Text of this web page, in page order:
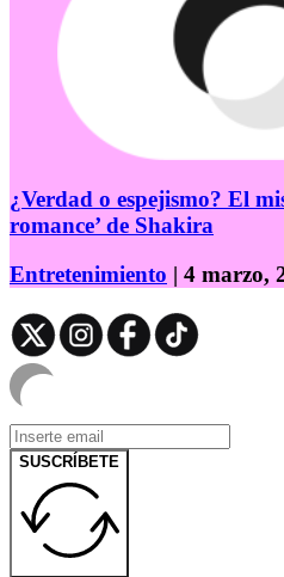
¿Verdad o espejismo? El
romance’ de Shakira
Entretenimiento | 4 marzo,
SUSCRÍBETE